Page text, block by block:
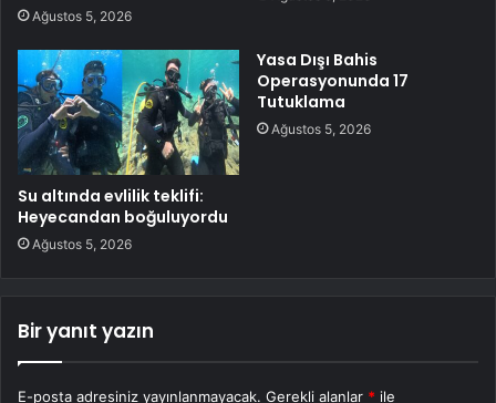
Ağustos 5, 2026
Su altında evlilik teklifi:
Heyecandan boğuluyordu
Ağustos 5, 2026
Yasa Dışı Bahis
Operasyonunda 17
Tutuklama
Ağustos 5, 2026
Bir yanıt yazın
E-posta adresiniz yayınlanmayacak. Gerekli alanlar * ile